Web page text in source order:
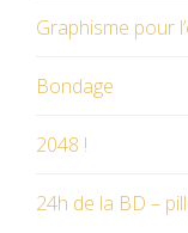
Graphisme pour
Bondage
2048 !
24h de la BD –